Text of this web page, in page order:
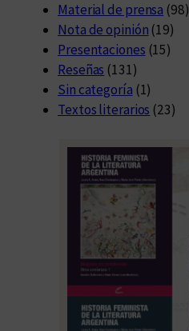
Material de prensa (98)
Nota de opinión (19)
Presentaciones (15)
Reseñas (131)
Sin categoría (1)
Textos literarios (23)